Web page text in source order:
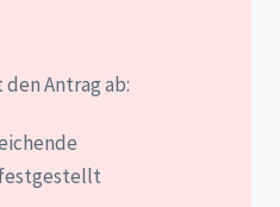
Antrag ab: